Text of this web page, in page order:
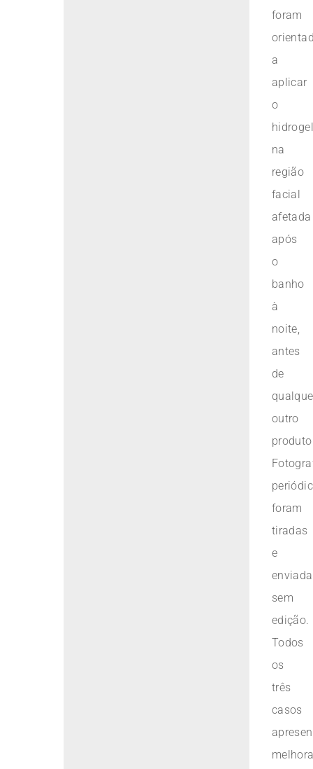
foram
a
aplicar
o
hidrogel
na
região
facial
afetada
após
o
banho
à
noite,
antes
de
outro
foram
tiradas
e
sem
edição.
Todos
os
três
casos